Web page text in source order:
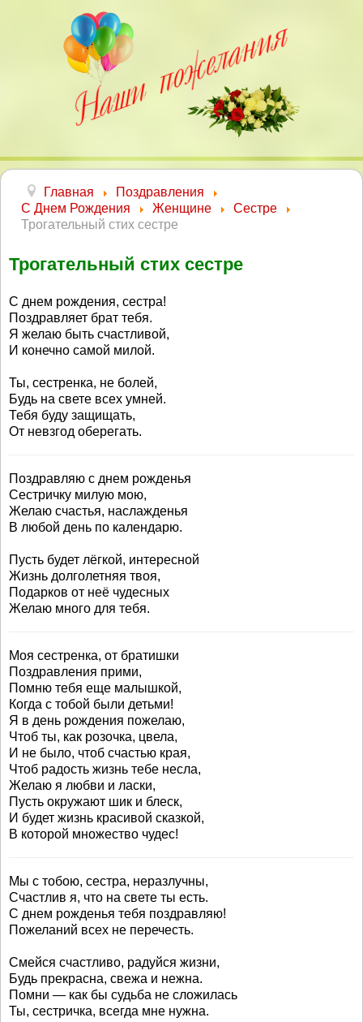
Главная
Поздравления
С Днем Рождения
Женщине
Сестре
Трогательный стих сестре
Трогательный стих сестре
С днем рождения, сестра!
Поздравляет брат тебя.
Я желаю быть счастливой,
И конечно самой милой.
Ты, сестренка, не болей,
Будь на свете всех умней.
Тебя буду защищать,
От невзгод оберегать.
Поздравляю с днем рожденья
Сестричку милую мою,
Желаю счастья, наслажденья
В любой день по календарю.
Пусть будет лёгкой, интересной
Жизнь долголетняя твоя,
Подарков от неё чудесных
Желаю много для тебя.
Моя сестренка, от братишки
Поздравления прими,
Помню тебя еще малышкой,
Когда с тобой были детьми!
Я в день рождения пожелаю,
Чтоб ты, как розочка, цвела,
И не было, чтоб счастью края,
Чтоб радость жизнь тебе несла,
Желаю я любви и ласки,
Пусть окружают шик и блеск,
И будет жизнь красивой сказкой,
В которой множество чудес!
Мы с тобою, сестра, неразлучны,
Счастлив я, что на свете ты есть.
С днем рожденья тебя поздравляю!
Пожеланий всех не перечесть.
Смейся счастливо, радуйся жизни,
Будь прекрасна, свежа и нежна.
Помни — как бы судьба не сложилась
Ты, сестричка, всегда мне нужна.